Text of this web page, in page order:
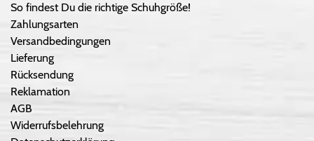
So findest Du die richtige Schuhgröße!
Zahlungsarten
Versandbedingungen
Lieferung
Rücksendung
Reklamation
AGB
Widerrufsbelehrung